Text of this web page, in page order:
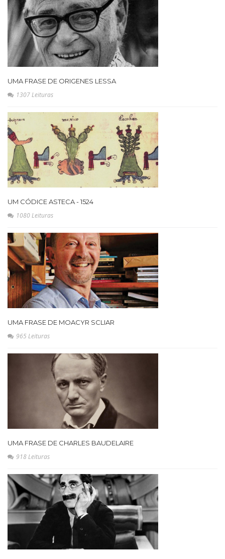
UMA FRASE DE ORIGENES LESSA
1307 Leituras
UM CÓDICE ASTECA - 1524
1080 Leituras
UMA FRASE DE MOACYR SCLIAR
965 Leituras
UMA FRASE DE CHARLES BAUDELAIRE
918 Leituras